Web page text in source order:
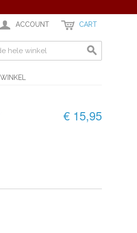
ACCOUNT CART
€ 15,95